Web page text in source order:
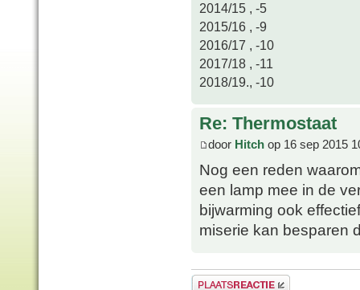
2014/15 , -5
2015/16 , -9
2016/17 , -10
2017/18 , -11
2018/19., -10
Re: Thermostaat
door Hitch op 16 sep 2015
Nog een reden
een lamp mee in de
bijwarming ook
miserie kan besparen
Plaats een reactie